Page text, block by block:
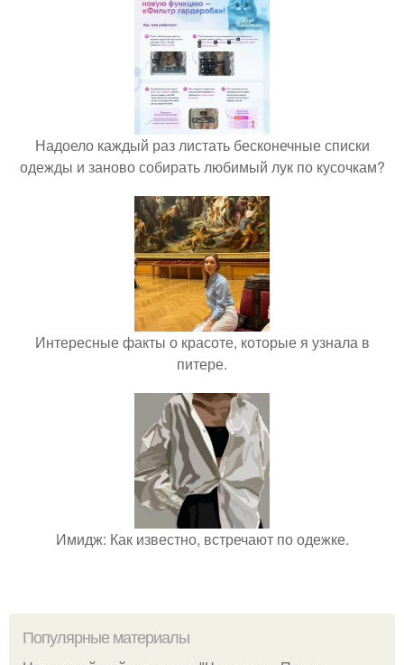
Надоело каждый раз листать бесконечные списки
одежды и заново собирать любимый лук по кусочкам?
Интересные факты о красоте, которые я узнала в
питере.
Имидж: Как известно, встречают по одежке.
Популярные материалы